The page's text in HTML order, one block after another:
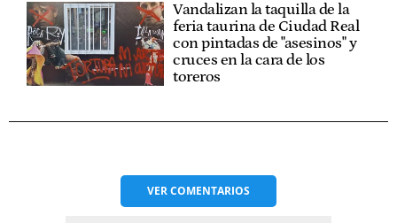
Vandalizan la taquilla de la
feria taurina de Ciudad Real
con pintadas de "asesinos" y
cruces en la cara de los
toreros
VERCOMENTARIOS